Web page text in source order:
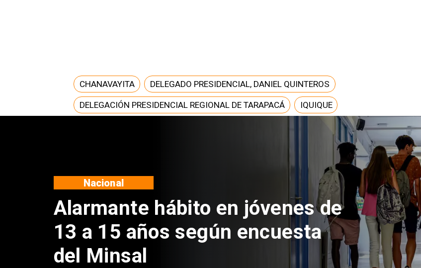
CHANAVAYITA DELEGADO PRESIDENCIAL, DANIEL QUINTEROS
DELEGACIÓN PRESIDENCIAL REGIONAL DE TARAPACÁ IQUIQUE
Aprueban creación del Parque
Sebastián Piñera con inversión
de $4 mil millones
Regiones